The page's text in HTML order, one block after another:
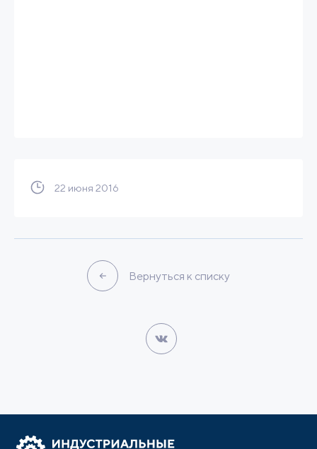
22 июня 2016
Вернуться к списку